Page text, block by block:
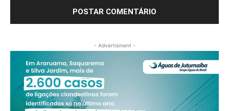
- Advertisment -